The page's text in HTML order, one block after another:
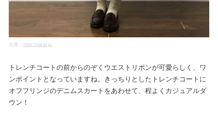
出典： http://wear.jp
トレンチコートの前からのぞくウエストリボンが可愛らしく、ワ
ンポイントとなっていますね。きっちりとしたトレンチコートに
オフフリンジのデニムスカートをあわせて、程よくカジュアルダ
ウン！